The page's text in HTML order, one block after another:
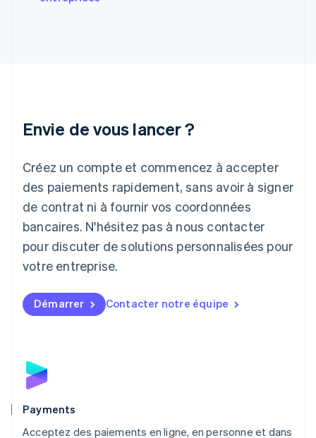
Envie de vous lancer ?
Créez un compte et commencez à accepter
des paiements rapidement, sans avoir à signer
de contrat ni à fournir vos coordonnées
bancaires. N'hésitez pas à nous contacter
pour discuter de solutions personnalisées pour
votre entreprise.
Démarrer Contacter notre équipe
Payments
Acceptez des paiements en ligne, en personne et dans
English
Japon
Lettonie
English
Liechtenstein
DeutschEnglish
Lituanie
Luxembourg
FrançaisDeutschEnglish
English简体中文
Malte
Norvège
English
English
NederlandsEnglish